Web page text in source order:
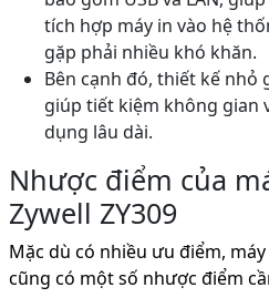
tích hợp máy in vào hệ
gặp phải nhiều khó khăn.
Bên cạnh đó, thiết kế nhỏ
giúp tiết kiệm không gian
dụng lâu dài.
Nhược điểm của
Zywell ZY309
Mặc dù có nhiều ưu điểm,
cũng có một số nhược điểm